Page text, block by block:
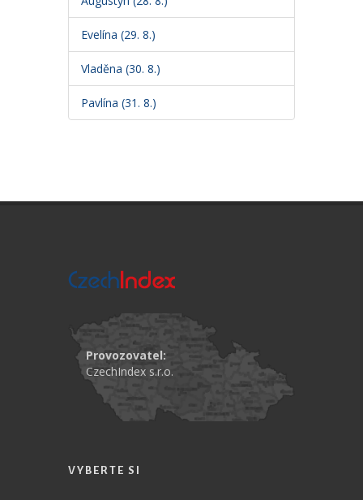
Evelína (29. 8.)
Vladěna (30. 8.)
Pavlína (31. 8.)
Provozovatel:
CzechIndex s.r.o.
VYBERTE SI